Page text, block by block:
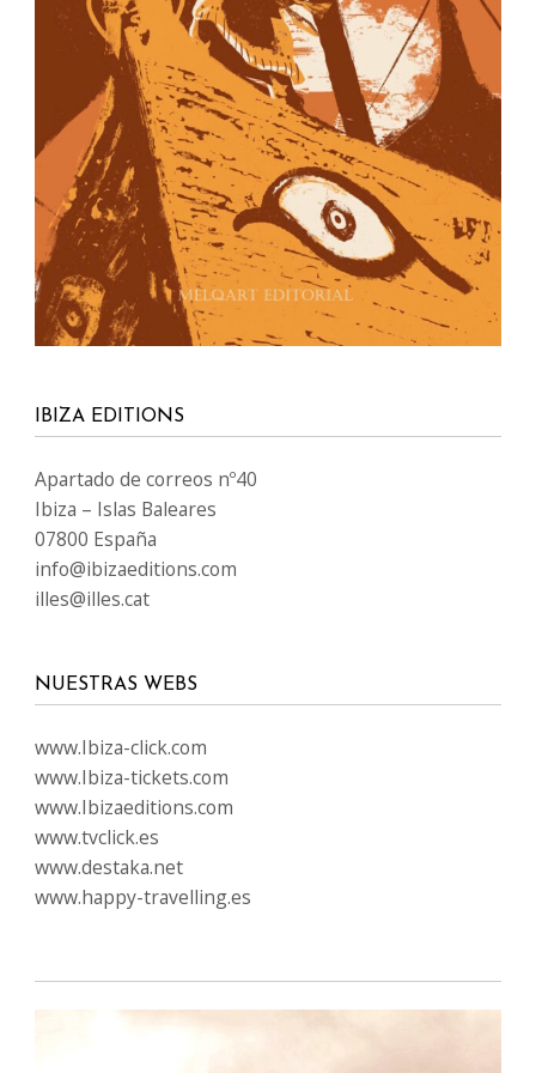
IBIZA EDITIONS
Apartado de correos nº40
Ibiza – Islas Baleares
07800 España
info@ibizaeditions.com
illes@illes.cat
NUESTRAS WEBS
www.Ibiza-click.com
www.Ibiza-tickets.com
www.Ibizaeditions.com
www.tvclick.es
www.destaka.net
www.happy-travelling.es